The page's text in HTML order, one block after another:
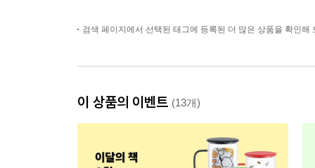
검색 페이지에서 선택된 태그에 등록된 더 많은 상품을 확인해
이 상품의 이벤트 (13개)